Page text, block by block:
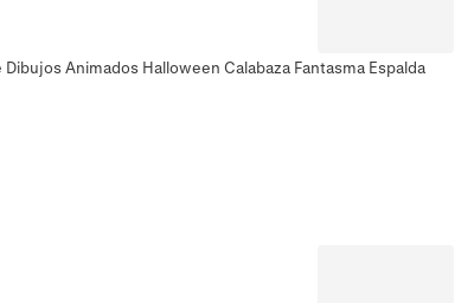
Dibujos Animados Halloween Calabaza Fantasma Espalda